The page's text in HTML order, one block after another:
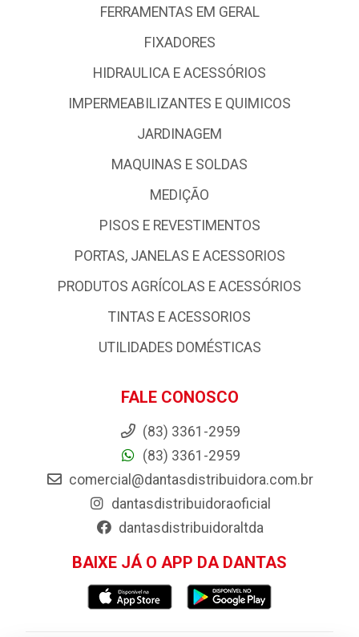
FERRAMENTAS EM GERAL
FIXADORES
HIDRAULICA E ACESSÓRIOS
IMPERMEABILIZANTES E QUIMICOS
JARDINAGEM
MAQUINAS E SOLDAS
MEDIÇÃO
PISOS E REVESTIMENTOS
PORTAS, JANELAS E ACESSORIOS
PRODUTOS AGRÍCOLAS E ACESSÓRIOS
TINTAS E ACESSORIOS
UTILIDADES DOMÉSTICAS
FALE CONOSCO
(83) 3361-2959
(83) 3361-2959
comercial@dantasdistribuidora.com.br
dantasdistribuidoraoficial
dantasdistribuidoraltda
BAIXE JÁ O APP DA DANTAS